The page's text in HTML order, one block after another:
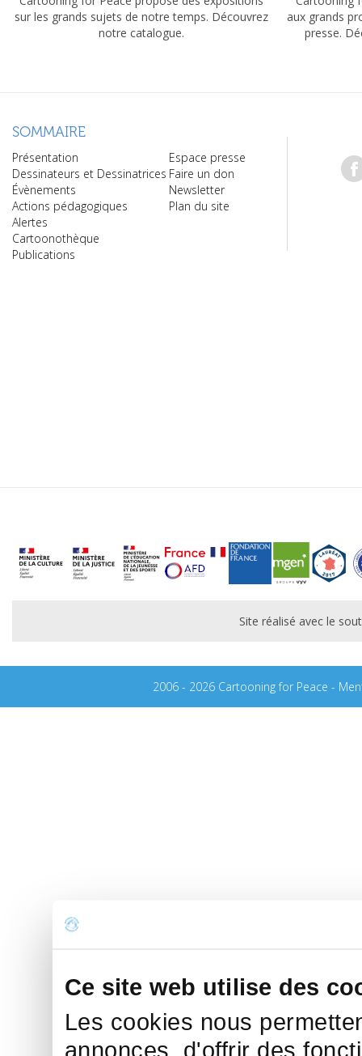
Ce site web utilise des
Les cookies nous
annonces, d'offrir des
sur les grands sujets de notre temps. Découvrez
notre catalogue.
aux grands
presse.
SOMMAIRE
Présentation
Dessinateurs et Dessinatrices
Évènements
Actions pédagogiques
Alertes
Cartoonothèque
Publications
Espace presse
Faire un don
Newsletter
Plan du site
Site réalisé avec le
2006 - 2026 Cartooning for Peace -